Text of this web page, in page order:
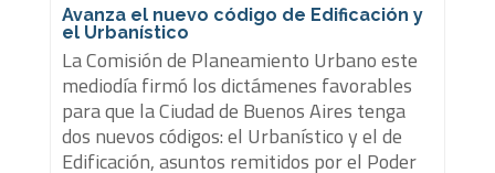
Avanza el nuevo código de Edificación y
el Urbanístico
La Comisión de Planeamiento Urbano este
mediodía firmó los dictámenes favorables
para que la Ciudad de Buenos Aires tenga
dos nuevos códigos: el Urbanístico y el de
Edificación, asuntos remitidos por el Poder